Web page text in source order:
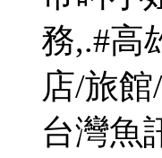
務,.#高
店/旅
台灣魚